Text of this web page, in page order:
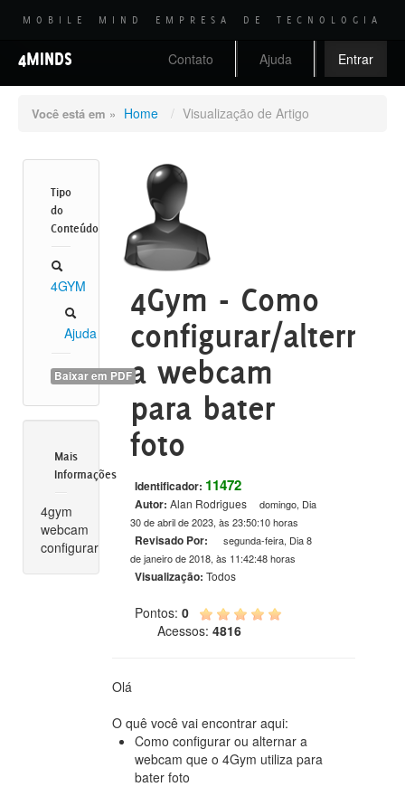
MOBILE MIND EMPRESA DE TECNOLOGIA
4MINDS Contato Ajuda Entrar
Você está em » Home / Visualização de Artigo
Tipo
do
Conteúdo
4GYM
Ajuda
Baixar em PDF
Mais
Informações
4gym
webcam
configurar
4Gym - Como
configurar/alternar
a webcam
para bater
foto
Identificador: 11472
Autor: Alan Rodrigues
domingo, Dia
30 de abril de 2023, às 23:50:10 horas
Revisado Por:
segunda-feira, Dia 8
de janeiro de 2018, às 11:42:48 horas
Visualização:Todos
Pontos: 0
Acessos: 4816
Olá
O quê você vai encontrar aqui:
Como configurar ou alternar a
webcam que o 4Gym utiliza para
bater foto